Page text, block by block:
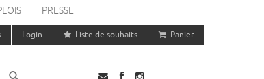
PRESSE
Login Liste de souhaits Panier